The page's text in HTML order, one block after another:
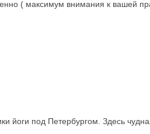
( максимум внимания к вашей
йоги под Петербургом. Здесь